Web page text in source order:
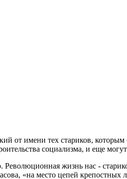
от имени тех стариков, которым
социализма, и еще могут
жизнь нас -
«на место цепей